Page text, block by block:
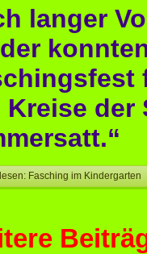
langer
Kreise
Fasching im Kindergarten